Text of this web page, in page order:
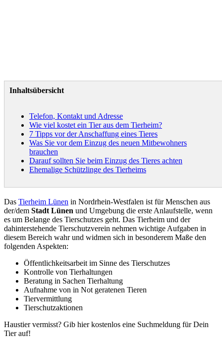
Inhaltsübersicht
Telefon, Kontakt und Adresse
Wie viel kostet ein Tier aus dem Tierheim?
7 Tipps vor der Anschaffung eines Tieres
Was Sie vor dem Einzug des neuen Mitbewohners
brauchen
Darauf sollten Sie beim Einzug des Tieres achten
Ehemalige Schützlinge des Tierheims
Das Tierheim Lünen in Nordrhein-Westfalen ist für Menschen aus
der/dem Stadt Lünen und Umgebung die erste Anlaufstelle, wenn
es um Belange des Tierschutzes geht. Das Tierheim und der
dahinterstehende Tierschutzverein nehmen wichtige Aufgaben in
diesem Bereich wahr und widmen sich in besonderem Maße den
folgenden Aspekten:
Öffentlichkeitsarbeit im Sinne des Tierschutzes
Kontrolle von Tierhaltungen
Beratung in Sachen Tierhaltung
Aufnahme von in Not geratenen Tieren
Tiervermittlung
Tierschutzaktionen
Haustier vermisst? Gib hier kostenlos eine Suchmeldung für Dein
Tier auf!